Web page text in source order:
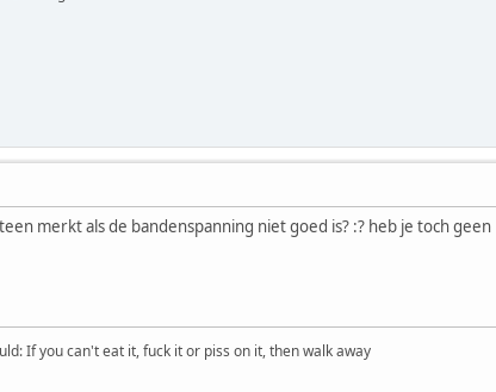
merkt als de bandenspanning niet goed is? :? heb je toch
If you can't eat it, fuck it or piss on it, then walk away